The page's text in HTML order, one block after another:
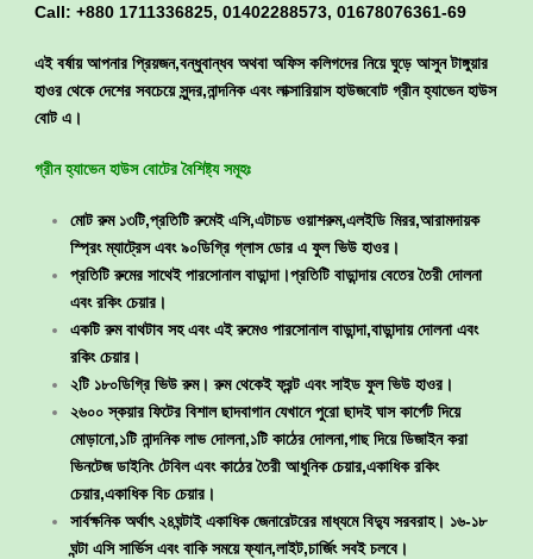
Call: +880 1711336825, 01402288573, 01678076361-69
এই বর্ষায় আপনার প্রিয়জন,বন্ধুবান্ধব অথবা অফিস কলিগদের নিয়ে ঘুড়ে আসুন টাঙ্গুয়ার
হাওর থেকে দেশের সবচেয়ে সুন্দর,নান্দনিক এবং লাক্সারিয়াস হাউজবোট গ্রীন হ্যাভেন হাউস
বোট এ।
গ্রীন হ্যাভেনহাউসবোটের বৈশিষ্ট্য সমূহঃ
মোট রুম ১৩টি,প্রতিটি রুমেই এসি,এটাচড ওয়াশরুম,এলইডি মিরর,আরামদায়ক
স্প্রিং ম্যাট্রেস এবং ৯০ডিগ্রি গ্লাস ডোর এ ফুল ভিউ হাওর।
প্রতিটি রুমের সাথেই পারসোনাল বাড়ান্দা।প্রতিটি বাড়ান্দায় বেতের তৈরী দোলনা
এবং রকিং চেয়ার।
একটি রুম বাথটাব সহ এবং এই রুমেও পারসোনাল বাড়ান্দা,বাড়ান্দায় দোলনা এবং
রকিং চেয়ার।
২টি ১৮০ডিগ্রি ভিউ রুম। রুম থেকেই ফ্রন্ট এবং সাইড ফুল ভিউ হাওর।
২৬০০ স্কয়ার ফিটের বিশাল ছাদবাগান যেখানে পুরো ছাদই ঘাস কার্পেট দিয়ে
মোড়ানো,১টি নান্দনিক লাভ দোলনা,১টি কাঠের দোলনা,গাছ দিয়ে ডিজাইন করা
ভিনটেজ ডাইনিং টেবিল এবং কাঠের তৈরী আধুনিক চেয়ার,একাধিক রকিং
চেয়ার,একাধিক বিচ চেয়ার।
সার্বক্ষনিক অর্থাৎ ২৪ঘন্টাই একাধিক জেনারেটরের মাধ্যমে বিদ্যু সরবরাহ। ১৬-১৮
ঘন্টা এসি সার্ভিস এবং বাকি সময়ে ফ্যান,লাইট,চার্জিং সবই চলবে।